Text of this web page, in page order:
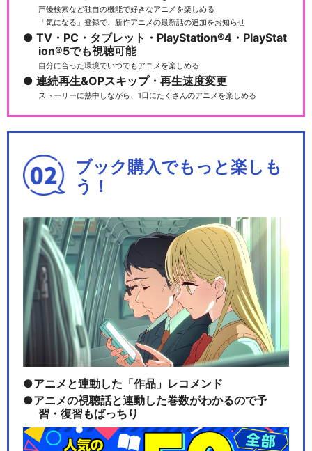
声優検索など独自の機能で好きなアニメを楽しめる
「気になる」登録で、新作アニメの最新話の追加をお知らせ
TV・PC・タブレット・PlayStation®4・PlayStat
ion®5でも視聴可能
自分に合った環境でいつでもアニメを楽しめる
連続再生&OPスキップ・再生速度変更
ストーリーに熱中しながら、1日にたくさんのアニメを楽しめる
ブック購入でもっと楽しも
う！
アニメと連動した「作品」レコメンド
アニメの視聴話と連動した巻数がわかるので予
習・復習もばっちり